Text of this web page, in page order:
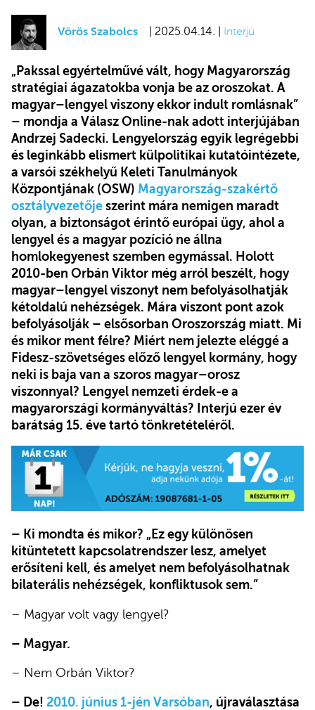
Vörös Szabolcs | 2025.04.14. | Interjú
„Pakssal egyértelművé vált, hogy Magyarország
stratégiai ágazatokba vonja be az oroszokat. A
magyar–lengyel viszony ekkor indult romlásnak”
– mondja a Válasz Online-nak adott interjújában
Andrzej Sadecki. Lengyelország egyik legrégebbi
és leginkább elismert külpolitikai kutatóintézete,
a varsói székhelyű Keleti Tanulmányok
Központjának (OSW) Magyarország-szakértő
osztályvezetője szerint mára nemigen maradt
olyan, a biztonságot érintő európai ügy, ahol a
lengyel és a magyar pozíció ne állna
homlokegyenest szemben egymással. Holott
2010-ben Orbán Viktor még arról beszélt, hogy
magyar–lengyel viszonyt nem befolyásolhatják
kétoldalú nehézségek. Mára viszont pont azok
befolyásolják – elsősorban Oroszország miatt. Mi
és mikor ment félre? Miért nem jelezte eléggé a
Fidesz-szövetséges előző lengyel kormány, hogy
neki is baja van a szoros magyar–orosz
viszonnyal? Lengyel nemzeti érdek-e a
magyarországi kormányváltás? Interjú ezer év
barátság 15. éve tartó tönkretételéről.
– Ki mondta és mikor? „Ez egy különösen
kitüntetett kapcsolatrendszer lesz, amelyet
erősíteni kell, és amelyet nem befolyásolhatnak
bilaterális nehézségek, konfliktusok sem.”
– Magyar volt vagy lengyel?
– Magyar.
– Nem Orbán Viktor?
– De! 2010. június 1-jén Varsóban, újraválasztása